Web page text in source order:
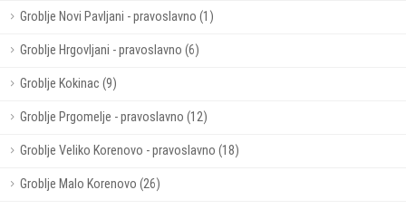
Groblje Novi Pavljani - pravoslavno (1)
Groblje Hrgovljani - pravoslavno (6)
Groblje Kokinac (9)
Groblje Prgomelje - pravoslavno (12)
Groblje Veliko Korenovo - pravoslavno (18)
Groblje Malo Korenovo (26)